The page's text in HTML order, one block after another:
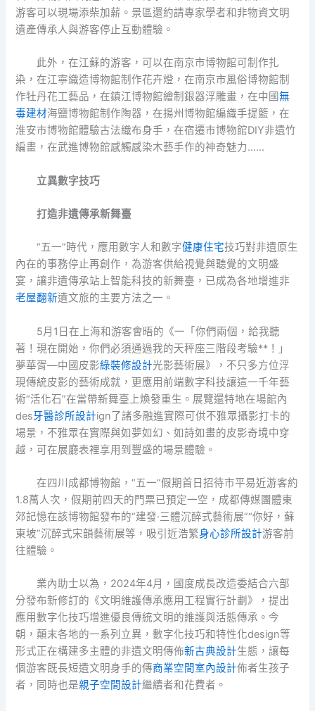
游客可以現場添柴加薪。景區還約請專家學者和非物資文明
遺產傳承人與游客停止互動體驗。
此外，在江蘇的游客，可以在南京市博物館可制作扎
染，在江寧織造博物館制作花卉燈，在南京市風俗博物館制
作牡丹花工藝品，在鎮江博物館繪制銀器浮雕畫，在中國無
毒建材海鹽博物館制作陶器，在揚州博物館編織手提籃，在
淮安市博物館體驗古法織布身手，在宿遷市博物館DIY非遺竹
編畫，在武進博物館感觸感染木藝手作的神奇魅力……
立異數字技巧
打造非遺傳承新舞臺
“五一”時代，應用數字人和數字健康住宅技巧對非遺原生
內在的事務停止再創作，為游客供給視覺與聽覺的文明盛
宴，讓非遺傳承站上智能科技的新舞臺，已成為各地增進非
老屋翻新遺文旅的主要方法之一。
5月1日在上海和游客會晤的《一「你們兩個，給我聽
著！現在開始，你們必須通過我的天秤座三階段考驗**！」
夢華胥—中國皮影綠裝修設計光影藝術展》，不只多方位浮
現傳統皮影的藝術成就，更應用前端數字科技讓這一千年藝
術“活化石”在當帶新舞臺上煥發重生。展覽還特地在場館內
des牙醫診所設計ign了諸多融進實際可供不雅眾攝影打卡的
場景，不雅眾在實際與如夢如幻、如詩如畫的皮影奇境中穿
越，可在展廳表裡享用到豐盛的場景體驗。
在四川成都博物館，“五一”假期首日招待市平易近游客約
1.8萬人次，假期前四天的門票已預定一空，成都傳媒團體東
郊記憶在該博物館發布的“建發·三體沉醉式藝術展”“你好，蘇
東坡”沉醉式宋韻藝術展等，吸引近浩繁身心診所設計游客前
往體驗。
業內助士以為，2024年4月，國度成長改造委結合六部
分發布新修訂的《文明維護傳承應用工程實行計劃》，提出
應用數字化技巧增進優良傳統文明的維護與活態傳承。今
朝，顛末各地的一系列立異，數字化技巧和特性化design等
形式正在構建多主體的非遺文明傳佈新古典設計生態，讓每
個游客既長短遺文明身手的傳商業空間室內設計佈者生孩子
者，同時也是親子空間設計繼續者和花費者。